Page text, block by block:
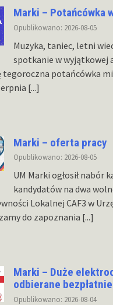
Marki – Potańcówka
Opublikowano: 2026-08-05
Muzyka, taniec, letni
spotkanie w wyjątkowej
tegoroczna potańcówka
[...]
Marki – oferta pracy
Opublikowano: 2026-08-05
UM Marki ogłosił nabór
kandydatów na dwa
Lokalnej CAF3 w
do zapoznania [...]
Marki – Duże
odbierane bezpłatnie
Opublikowano: 2026-08-04